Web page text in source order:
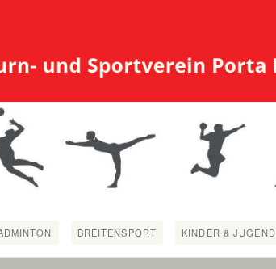
BREITENSPORT KINDER & JUGEND